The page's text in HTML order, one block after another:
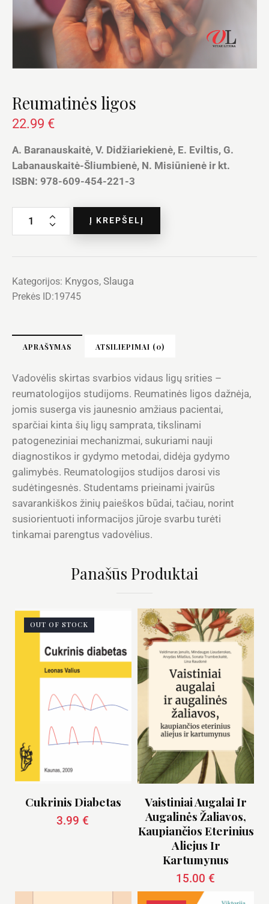
Reumatinės ligos
22.99 €
A. Baranauskaitė, V. Didžiariekienė, E. Eviltis, G.
Labanauskaitė-Šliumbienė, N. Misiūnienė ir kt.
ISBN: 978-609-454-221-3
Į KREPŠELĮ
Kategorijos: Knygos, Slauga
Prekės ID:19745
APRAŠYMAS ATSILIEPIMAI (0)
Vadovėlis skirtas svarbios vidaus ligų srities –
reumatologijos studijoms. Reumatinės ligos dažnėja,
jomis suserga vis jaunesnio amžiaus pacientai,
sparčiai kinta šių ligų samprata, tikslinami
patogeneziniai mechanizmai, sukuriami nauji
diagnostikos ir gydymo metodai, didėja gydymo
galimybės. Reumatologijos studijos darosi vis
sudėtingesnės. Studentams prieinami įvairūs
savarankiškos žinių paieškos būdai, tačiau, norint
susiorientuoti informacijos jūroje svarbu turėti
tinkamai parengtus vadovėlius.
Panašūs Produktai
OUT OF STOCK
Cukrinis Diabetas
3.99 €
Vaistiniai Augalai Ir
Augalinės Žaliavos,
Kaupiančios Eterinius
Aliejus Ir
Kartumynus
15.00 €